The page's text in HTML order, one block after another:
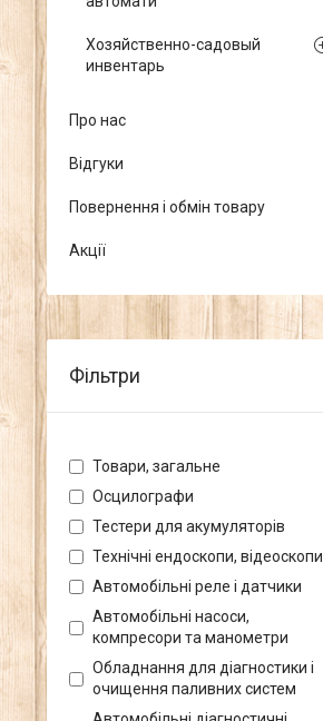
Хозяйственно-садовый
инвентарь
Про нас
Відгуки
Повернення і обмін товару
Акції
Фільтри
Товари, загальне
Осцилографи
Тестери для акумуляторів
Технічні ендоскопи, відеоскопи
Автомобільні реле і датчики
Автомобільні насоси,
компресори та манометри
Обладнання для діагностики і
очищення паливних систем